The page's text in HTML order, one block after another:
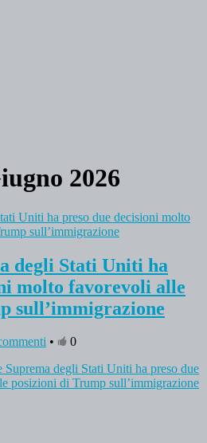
2026
degli Stati Uniti ha
molto favorevoli alle
sull’immigrazione
•
0
Suprema degli Stati Uniti ha preso due
posizioni di Trump sull’immigrazione